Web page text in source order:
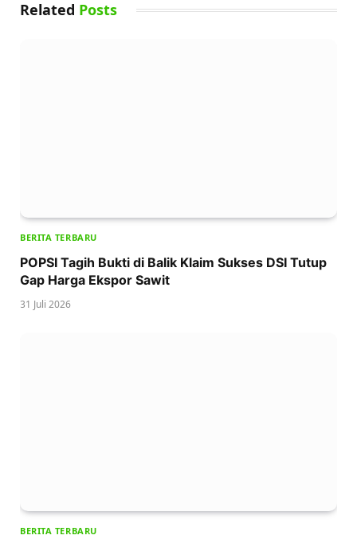
Related Posts
BERITA TERBARU
POPSI Tagih Bukti di Balik Klaim Sukses DSI Tutup
Gap Harga Ekspor Sawit
31 Juli 2026
BERITA TERBARU